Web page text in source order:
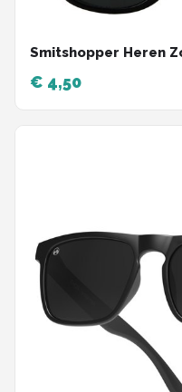
Smitshopper Heren
€ 4,50